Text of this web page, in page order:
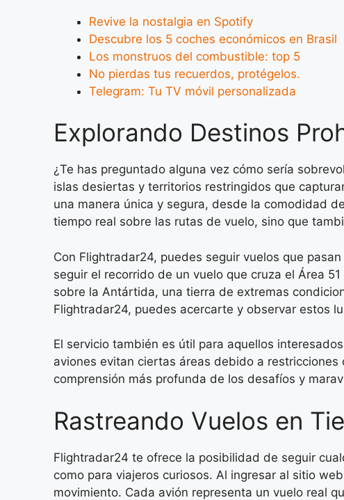
Revive la nostalgia en Spotify
Descubre los 5 coches económicos en Brasil
Los monstruos del combustible: top 5
No pierdas tus recuerdos, protégelos.
Telegram: Tu TV móvil personalizada
Explorando Destinos
¿Te has preguntado alguna vez cómo sería
islas desiertas y territorios restringidos que
una manera única y segura, desde la comodidad
tiempo real sobre las rutas de vuelo, sino que
Con Flightradar24, puedes seguir vuelos que
seguir el recorrido de un vuelo que cruza el Área
sobre la Antártida, una tierra de extremas
Flightradar24, puedes acercarte y observar estos
El servicio también es útil para aquellos
aviones evitan ciertas áreas debido a
comprensión más profunda de los desafíos y
Rastreando Vuelos en
Flightradar24 te ofrece la posibilidad de seguir
como para viajeros curiosos. Al ingresar al sitio
movimiento. Cada avión representa un vuelo real